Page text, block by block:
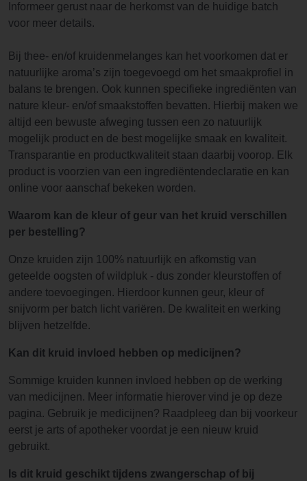
Informeer gerust naar de herkomst van de huidige batch
voor meer details.
Bij thee- en/of kruidenmelanges kan het voorkomen dat er
natuurlijke aroma’s zijn toegevoegd om het smaakprofiel in
balans te brengen. Ook kunnen specifieke ingrediënten van
nature kleur- en/of smaakstoffen bevatten. Hierbij maken we
altijd een bewuste afweging tussen een zo natuurlijk
mogelijk product en de best mogelijke smaak en kwaliteit.
Transparantie en productkwaliteit staan daarbij voorop. Elk
product is voorzien van een ingrediëntendeclaratie en kan
online voor aanschaf bekeken worden.
Waarom kan de kleur of geur van het kruid verschillen
per bestelling?
Onze kruiden zijn 100% natuurlijk en afkomstig van
geteelde oogsten of wildpluk - dus zonder kleurstoffen of
andere toevoegingen. Hierdoor kunnen geur, kleur of
snijvorm per batch licht variëren. De kwaliteit en werking
blijven hetzelfde.
Kan dit kruid invloed hebben op medicijnen?
Sommige kruiden kunnen invloed hebben op de werking
van medicijnen. Meer informatie hierover vind je op deze
pagina. Gebruik je medicijnen? Raadpleeg dan bij voorkeur
eerst je arts of apotheker voordat je een nieuw kruid
gebruikt.
Is dit kruid geschikt tijdens zwangerschap of bij